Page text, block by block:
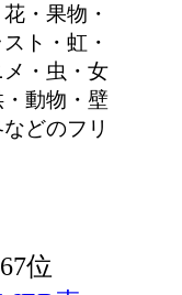
・果物・
ト・虹・
・虫・女
動物・壁
どのフリ
67位